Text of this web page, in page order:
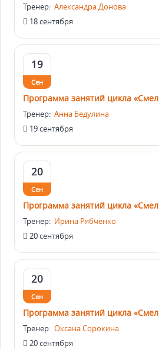
Тренер: Александра Донова
18 сентября
19
Сен
Программа занятий цикла
Тренер: Анна Бедулина
19 сентября
20
Сен
Программа занятий цикла
Тренер: Ирина Рябченко
20 сентября
20
Сен
Программа занятий цикла
Тренер: Оксана Сорокина
20 сентября